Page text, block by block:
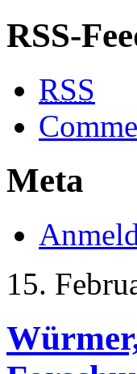
RSS-
RSS
Meta
15.